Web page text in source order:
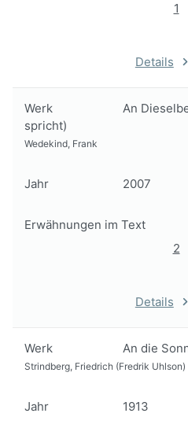
1
Details
Werk
An
spricht)
Wedekind, Frank
Jahr 2007
Erwähnungen im Text
2
Details
Werk An die
Strindberg, Friedrich (Fredrik Uhlson)
Jahr 1913